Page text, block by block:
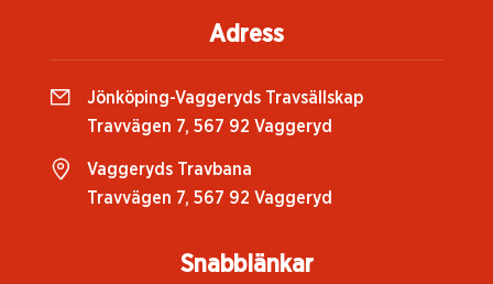
Snabblänkar
Adress
Jönköping-Vaggeryds Travsällskap
Travvägen 7, 567 92 Vaggeryd
Vaggeryds Travbana
Travvägen 7, 567 92 Vaggeryd